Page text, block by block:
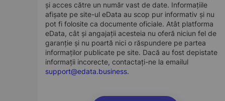
și acces către un număr vast de date. Informațiile
afișate pe site-ul eData au scop pur informativ și nu
pot fi folosite ca documente oficiale. Atât platforma
eData, cât și angajații acesteia nu oferă niciun fel de
garanție și nu poartă nici o răspundere pe partea
informaților publicate pe site. Dacă au fost depistate
informații incorecte, contactați-ne la emailul
support@edata.business.